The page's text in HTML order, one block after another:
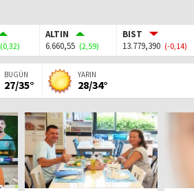
(0,32)
ALTIN
6.660,55 (2,59)
BIST
13.779,390 (-0,14)
BUGÜN
27/35°
YARIN
28/34°